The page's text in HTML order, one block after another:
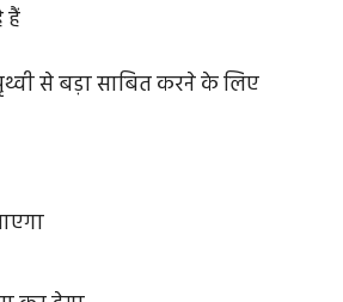
हैं
से बड़ा साबित करने के लिए